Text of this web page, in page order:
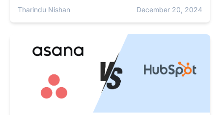
Tharindu Nishan December 20, 2024